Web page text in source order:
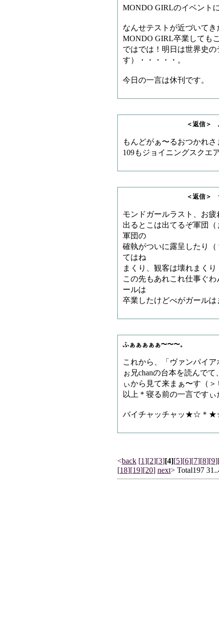
MONDO GIRLのイベント
なんせテストが近づいて
MONDO GIRL卒業しても
ではでは！明日は世界史
す）・・・・・。
今日の一言は休刊です。
＜返信＞ ふくちゃ
もんどがぁ〜るおつかれ
109もジョイニングスクエ
＜返信＞ サノゲッ
モンドガールラスト、お
出るとこは出てるぞ軍団
軍団の
確執がついに露呈したり
てはね
まくり、観客は壊れまく
この先もあれこれ仕事ぐ
ールは
卒業したけどべがガール
ふぁぁぁぁぁ〜〜〜。
これから、「ヴァンパイ
ぉ兄chanの台本を読んで
ぃから見て来まぁ〜す（
以上＊寝る前の一言です
バイチャッチャッ★☆＊
<back [1][2][3][4][5][6][7][8][9]
[18][19][20] next> Total197